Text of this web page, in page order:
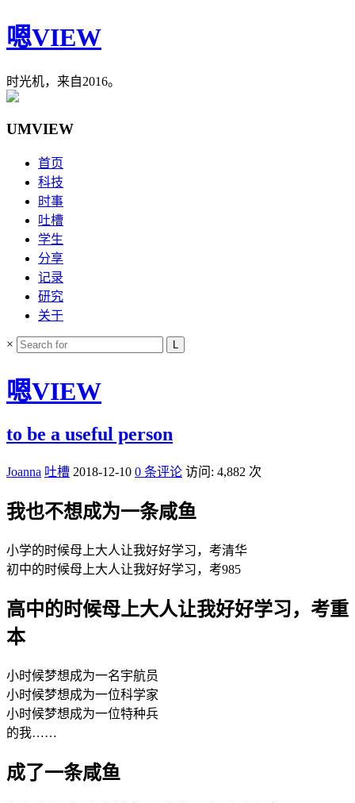
嗯VIEW
时光机，来自2016。
UMVIEW
首页
科技
时事
吐槽
学生
分享
记录
研究
关于
×
嗯VIEW
to be a useful person
Joanna 吐槽 2018-12-10 0 条评论 访问: 4,882 次
我也不想成为一条咸鱼
小学的时候母上大人让我好好学习，考清华
初中的时候母上大人让我好好学习，考985
高中的时候母上大人让我好好学习，考重
本
小时候梦想成为一名宇航员
小时候梦想成为一位科学家
小时候梦想成为一位特种兵
的我……
成了一条咸鱼